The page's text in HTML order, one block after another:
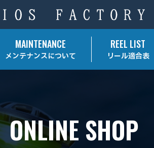
MAINTENANCE
メンテナンスについて
REEL LIST
リール適合表
ONLINE SHOP